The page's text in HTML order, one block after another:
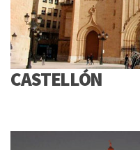
CASTELLÓN